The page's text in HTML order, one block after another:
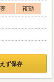
夜
夜勤
ず保存